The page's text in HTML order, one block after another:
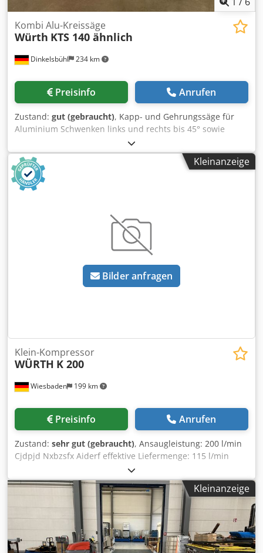
Dinkelsbühl 234 km
Kombi Alu-Kreissäge
Würth KTS 140 ähnlich
Preisinfo Anrufen
Zustand: gut (gebraucht), Kapp- und Gehrungssäge für
Aluminium Schwenken links und rechts bis 45° sowie
Neigen bis 45° Csdpfx Aijy N S Hzodjrf
Sägeblattdurchmesser bis 250mm
Kleinanzeige
Bilder anfragen
Wiesbaden 199 km
Klein-Kompressor
WÜRTH K 200
Preisinfo Anrufen
Zustand: sehr gut (gebraucht), Ansaugleistung: 200 l/min
Cjdpjd Nxbzsfx Aiderf effektive Liefermenge: 115 l/min
Höchstdruck: 8 bar Antriebsmotor: Wechselstrom 230 V,
1,1 kW Behälterinhalt: 9,5 l Platzbedarf: 410 x 340 x 630
mm Gewicht: 21 kg
Kleinanzeige